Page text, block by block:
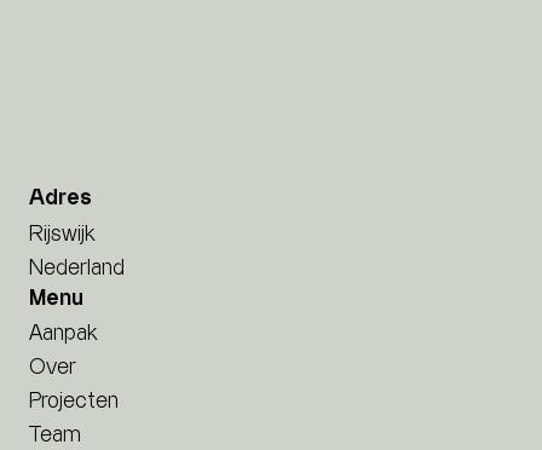
Adres
Rijswijk
Nederland
Menu
Aanpak
Over
Projecten
Team